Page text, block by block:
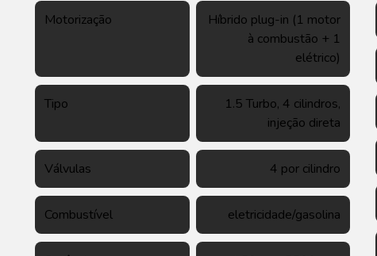
Motorização
Híbrido plug-in (1 motor
à combustão + 1
elétrico)
Tipo
1.5 Turbo, 4 cilindros,
injeção direta
Válvulas 4 por cilindro
Combustível eletricidade/gasolina